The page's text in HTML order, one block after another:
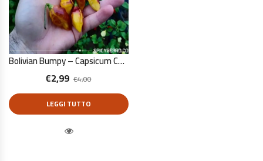
Bolivian Bumpy – Capsicum Chinense – 10 Semi Puri
€4,00
€2,99
LEGGI TUTTO